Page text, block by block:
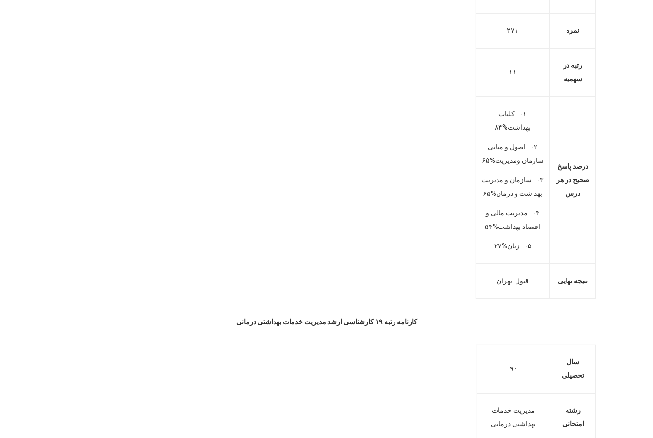
نمره ۲۷۱
رتبه در
سهمیه
۱۱
درصد پاسخ
صحیح در هر
درس
۱- کلیات
بهداشت%۸۴
۲- اصول و مبانی
سازمان ومدیریت%۶۵
۳- سازمان و مدیریت
بهداشت و درمان%۶۵
۴- مدیریت مالی و
اقتصاد بهداشت%۵۴
۵- زبان%۲۷
نتیجه نهایی قبول تهران
کارنامه رتبه ۱۹ کارشناسی ارشد مدیریت خدمات بهداشتی درمانی
سال
تحصیلی
۹۰
رشته
امتحانی
مدیریت خدمات
بهداشتی درمانی